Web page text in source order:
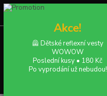
+420 702 855 412
Akce!
🦺 Dětské reflexní vesty
WOWOW
Poslední kusy • 180 Kč
Po vyprodání už nebudou!